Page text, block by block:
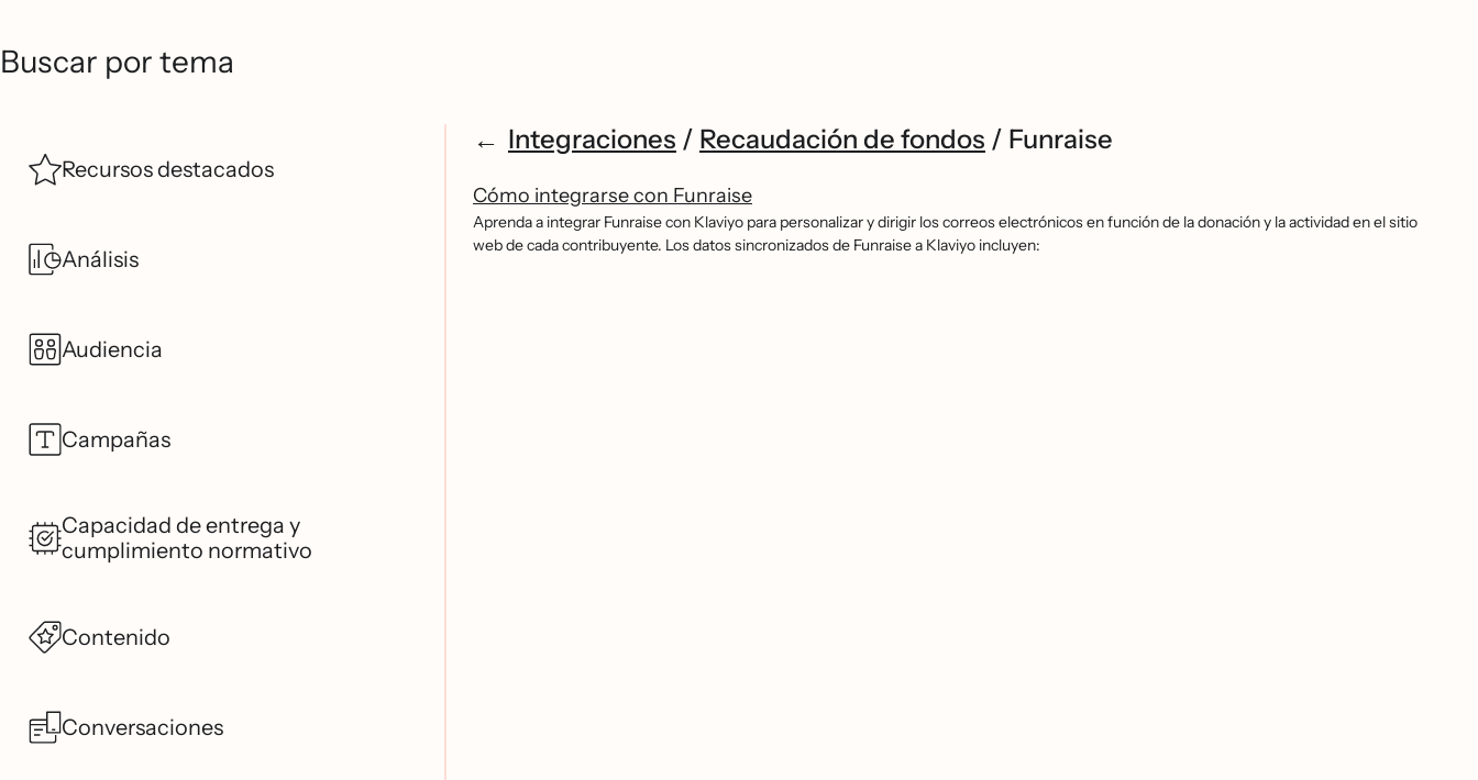
Buscar por tema
Recursos destacados
Análisis
Audiencia
Campañas
Capacidad de entrega y
cumplimiento normativo
Contenido
Conversaciones
Integraciones / Recaudación de fondos / Funraise
Cómo integrarse con Funraise
Aprenda a integrar Funraise con Klaviyo para personalizar y dirigir los correos electrónicos en función de la donación y la actividad en el sitio
web de cada contribuyente. Los datos sincronizados de Funraise a Klaviyo incluyen: